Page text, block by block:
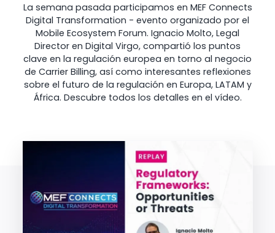
La semana pasada participamos en MEF Connects
Digital Transformation - evento organizado por el
Mobile Ecosystem Forum. Ignacio Molto, Legal
Director en Digital Virgo, compartió los puntos
clave en la regulación europea en torno al negocio
de Carrier Billing, así como interesantes reflexiones
sobre el futuro de la regulación en Europa, LATAM y
África. Descubre todos los detalles en el vídeo.